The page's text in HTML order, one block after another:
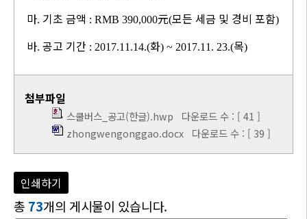
마. 기초 금액 : RMB 390,000元(모든 세금 및 경비 포함)
바. 공고 기간 : 2017.11.14.(화) ~ 2017.11. 23.(목)
첨부파일
스쿨버스_공고(한글).hwp 다운로드 수 : [ 41 ]
zhongwengonggao.docx 다운로드 수 : [ 39 ]
인쇄하기
총 73개의 게시물이 있습니다.